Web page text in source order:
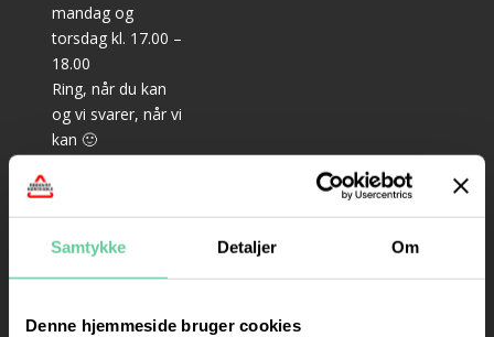
Samtykke Detaljer Om
Denne hjemmeside bruger cookies
mandag og
torsdag kl. 17.00 –
18.00
Ring, når du kan
og vi svarer, når vi
kan 🙂
Teoriundervisning
onsdag og
torsdag kl. 18.15 –
– Prøveteori til bil: